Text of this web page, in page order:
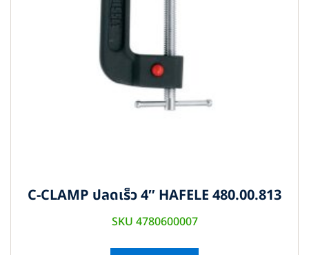
C-CLAMP ปลดเร็ว 4″ HAFELE 480.00.813
SKU 4780600007